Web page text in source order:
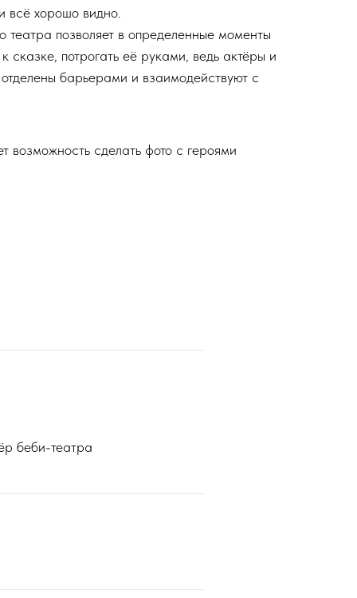
всё хорошо видно.
театра позволяет в определенные моменты
сказке, потрогать её руками, ведь актёры и
барьерами и взаимодействуют с
возможность сделать фото с героями
беби-театра